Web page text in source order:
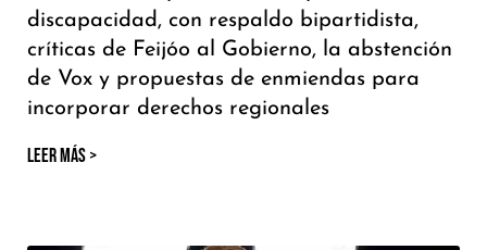
discapacidad, con respaldo bipartidista,
críticas de Feijóo al Gobierno, la abstención
de Vox y propuestas de enmiendas para
incorporar derechos regionales
LEER MÁS >